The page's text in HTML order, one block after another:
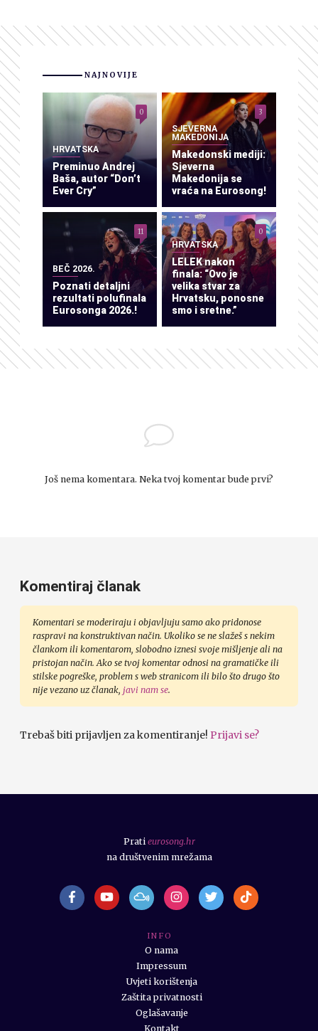
NAJNOVIJE
HRVATSKA
Preminuo Andrej
Baša, autor “Don’t
Ever Cry”
0
SJEVERNA
MAKEDONIJA
Makedonski mediji:
Sjeverna
Makedonija se
vraća na Eurosong!
3
BEČ 2026.
Poznati detaljni
rezultati polufinala
Eurosonga 2026.!
11
HRVATSKA
LELEK nakon
finala: “Ovo je
velika stvar za
Hrvatsku, ponosne
smo i sretne.”
0
Još nema komentara. Neka tvoj komentar bude prvi?
Komentiraj članak
Komentari se moderiraju i objavljuju samo ako pridonose
raspravi na konstruktivan način. Ukoliko se ne slažeš s nekim
člankom ili komentarom, slobodno iznesi svoje mišljenje ali na
pristojan način. Ako se tvoj komentar odnosi na gramatičke ili
stilske pogreške, problem s web stranicom ili bilo što drugo što
nije vezano uz članak, javi nam se.
Trebaš biti prijavljen za komentiranje! Prijavi se?
I N F O
O nama
Impressum
Uvjeti korištenja
Zaštita privatnosti
Oglašavanje
Kontakt
Prati eurosong.hr
na društvenim mrežama